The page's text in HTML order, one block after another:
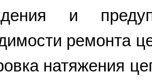
и
ремонта
натяжения